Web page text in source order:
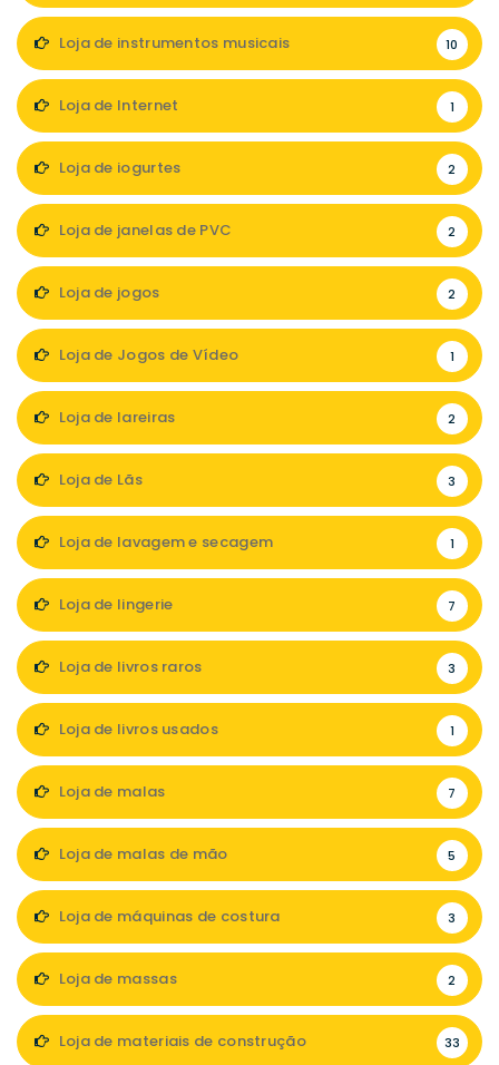
Loja de instrumentos musicais 10
Loja de Internet 1
Loja de iogurtes 2
Loja de janelas de PVC 2
Loja de jogos 2
Loja de Jogos de Vídeo 1
Loja de lareiras 2
Loja de Lãs 3
Loja de lavagem e secagem 1
Loja de lingerie 7
Loja de livros raros 3
Loja de livros usados 1
Loja de malas 7
Loja de malas de mão 5
Loja de máquinas de costura 3
Loja de massas 2
Loja de materiais de construção 33